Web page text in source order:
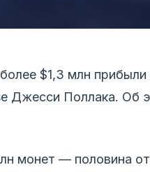
$1,3 млн
Джесси Поллака. Об
монет — половина